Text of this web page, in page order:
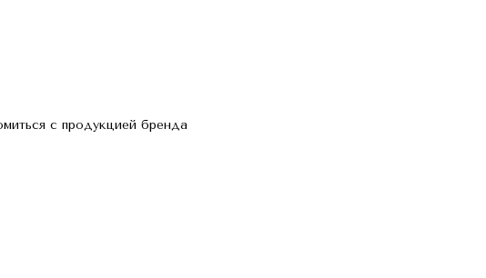
с продукцией бренда